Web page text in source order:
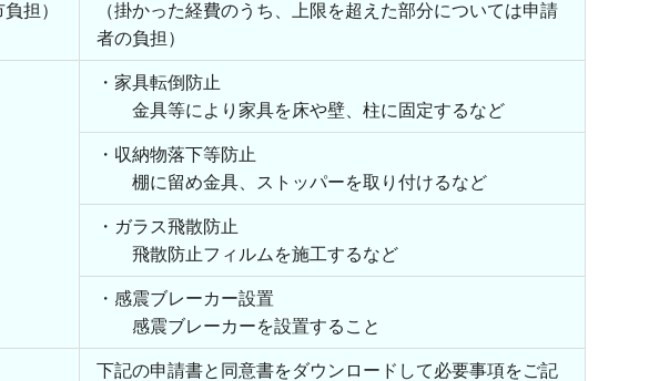
担）
（掛かった経費のうち、上限を超えた部分については申請
者の負担）
・家具転倒防止
金具等により家具を床や壁、柱に固定するなど
・収納物落下等防止
棚に留め金具、ストッパーを取り付けるなど
・ガラス飛散防止
飛散防止フィルムを施工するなど
・感震ブレーカー設置
感震ブレーカーを設置すること
下記の申請書と同意書をダウンロードして必要事項をご記